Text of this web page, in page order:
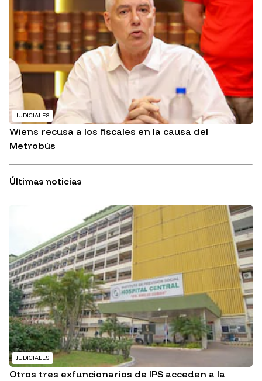
JUDICIALES
Wiens recusa a los fiscales en la causa del
Metrobús
Últimas noticias
JUDICIALES
Otros tres exfuncionarios de IPS acceden a la